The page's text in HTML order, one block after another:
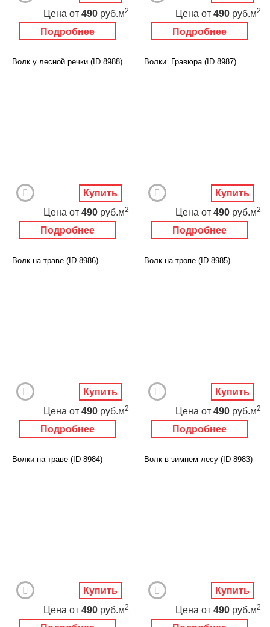
Подробнее
Цена от 490 руб.м2
Подробнее
Цена от 490 руб.м2
Волк у лесной речки (ID 8988)
Подробнее
Цена от 490 руб.м2
Купить
Волки. Гравюра (ID 8987)
Подробнее
Цена от 490 руб.м2
Купить
Волк на траве (ID 8986)
Подробнее
Цена от 490 руб.м2
Купить
Волк на тропе (ID 8985)
Подробнее
Цена от 490 руб.м2
Купить
Волки на траве (ID 8984)
Цена от 490 руб.м2
Купить
Волк в зимнем лесу (ID 8983)
Цена от 490 руб.м2
Купить